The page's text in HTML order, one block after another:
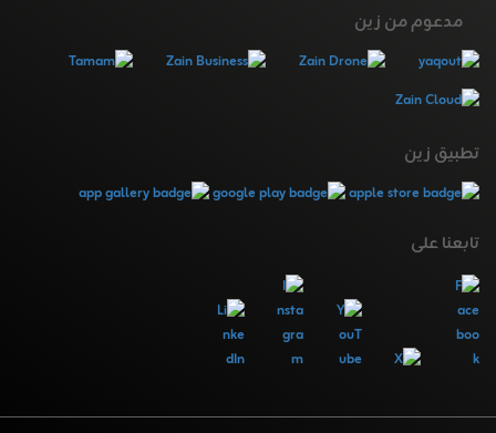
مدعوم من زين
تطبيق زين
تابعنا على